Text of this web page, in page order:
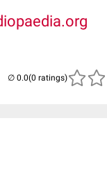
(0 ratings)